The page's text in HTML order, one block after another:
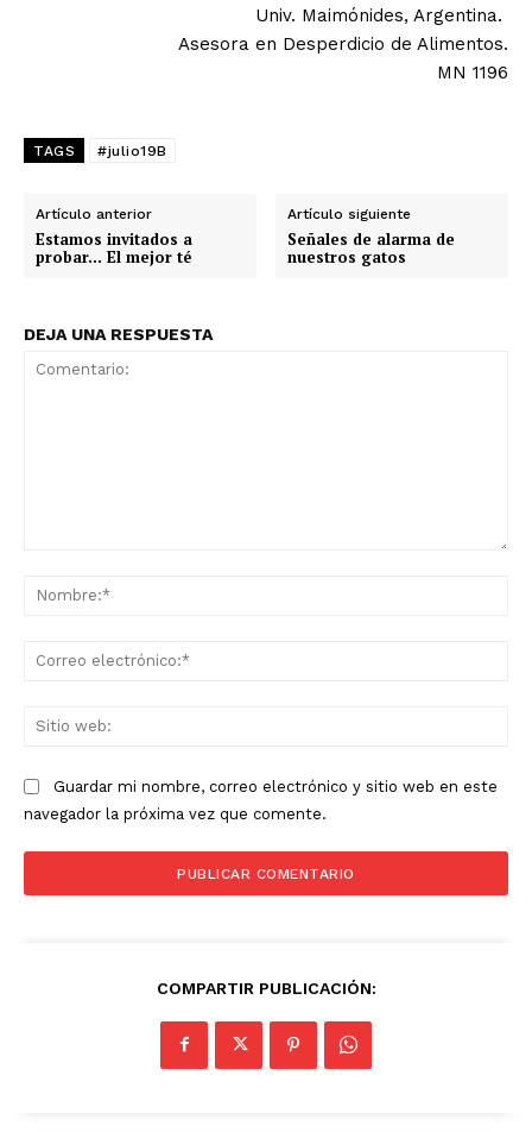
Univ. Maimónides, Argentina.
Asesora en Desperdicio de Alimentos.
MN 1196
TAGS #julio19B
Artículo anterior
Estamos invitados a
probar… El mejor té
Artículo siguiente
Señales de alarma de
nuestros gatos
DEJA UNA RESPUESTA
Guardar mi nombre, correo electrónico y sitio web en este
navegador la próxima vez que comente.
COMPARTIR PUBLICACIÓN: